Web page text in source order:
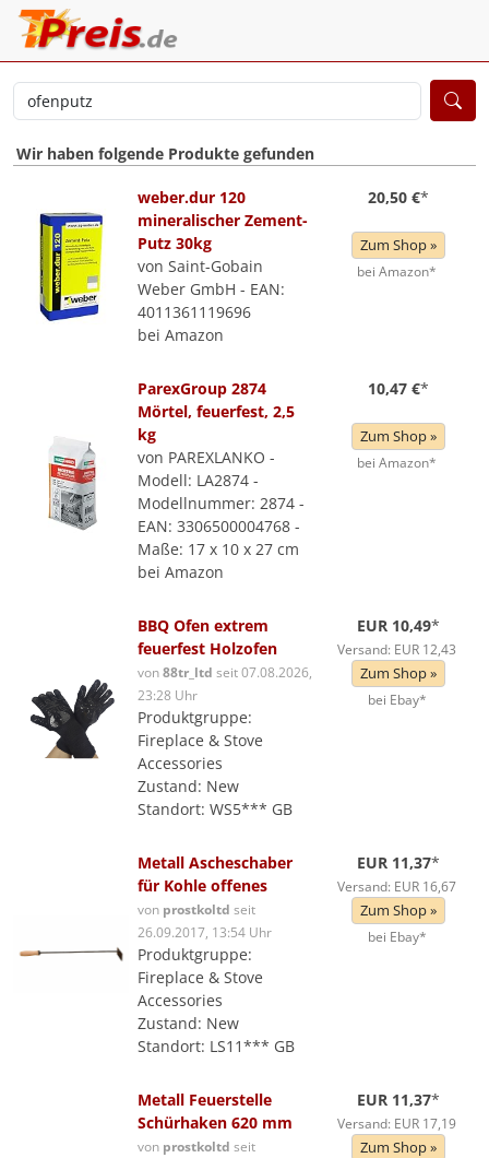
Wir haben folgende Produkte gefunden
weber.dur 120
mineralischer Zement-
Putz 30kg
von Saint-Gobain
Weber GmbH - EAN:
4011361119696
bei Amazon
20,50 €*
Zum Shop »
bei Amazon*
ParexGroup 2874
Mörtel, feuerfest, 2,5
kg
von PAREXLANKO -
Modell: LA2874 -
Modellnummer: 2874 -
EAN: 3306500004768 -
Maße: 17 x 10 x 27 cm
bei Amazon
10,47 €*
Zum Shop »
bei Amazon*
BBQ Ofen extrem
feuerfest Holzofen
von88tr_ltd seit 07.08.2026,
23:28 Uhr
Produktgruppe:
Fireplace & Stove
Accessories
Zustand: New
Standort: WS5*** GB
EUR 10,49*
Versand: EUR 12,43
Zum Shop »
bei Ebay*
Metall Ascheschaber
für Kohle offenes
von prostkoltd seit
26.09.2017, 13:54 Uhr
Produktgruppe:
Fireplace & Stove
Accessories
Zustand: New
Standort: LS11*** GB
EUR 11,37*
Versand: EUR 16,67
Zum Shop »
bei Ebay*
Metall Feuerstelle
Schürhaken 620 mm
von prostkoltd seit
EUR 11,37*
Versand: EUR 17,19
Zum Shop »